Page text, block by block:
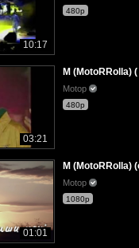
10:17
480p
03:21
M (MotoRRolla)
Motop
480p
01:01
M (MotoRRolla)
Motop
1080p